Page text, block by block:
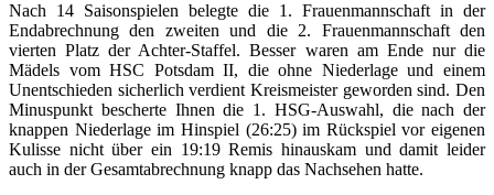
Nach 14 Saisonspielen belegte die 1. Frauenmannschaft in der
Endabrechnung den zweiten und die 2. Frauenmannschaft den
vierten Platz der Achter-Staffel. Besser waren am Ende nur die
Mädels vom HSC Potsdam II, die ohne Niederlage und einem
Unentschieden sicherlich verdient Kreismeister geworden sind. Den
Minuspunkt bescherte Ihnen die 1. HSG-Auswahl, die nach der
knappen Niederlage im Hinspiel (26:25) im Rückspiel vor eigenen
Kulisse nicht über ein 19:19 Remis hinauskam und damit leider
auch in der Gesamtabrechnung knapp das Nachsehen hatte.